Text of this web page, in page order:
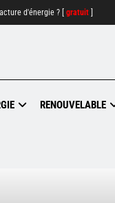
d'énergie ? [ gratuit
RENOUVELABLE